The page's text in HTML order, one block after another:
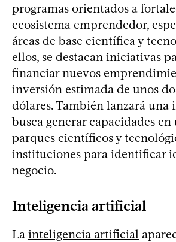
programas orientados a
ecosistema emprendedor,
áreas de base científica y
ellos, se destacan iniciativas
financiar nuevos
inversión estimada de unos
dólares. También lanzará una
busca generar capacidades
parques científicos y
instituciones para identificar
negocio.
Inteligencia artificial
La inteligencia artificial